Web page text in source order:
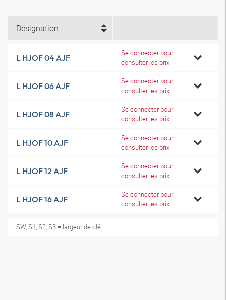
Désignation
L HJOF 04 AJF
Se connecter pour
consulter les prix
L HJOF 06 AJF
Se connecter pour
consulter les prix
L HJOF 08 AJF
Se connecter pour
consulter les prix
L HJOF 10 AJF
Se connecter pour
consulter les prix
L HJOF 12 AJF
Se connecter pour
consulter les prix
L HJOF 16 AJF
Se connecter pour
consulter les prix
SW, S1, S2, S3 = largeur de clé